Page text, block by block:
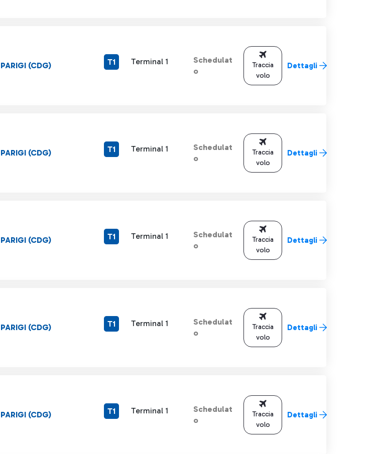
PARIGI (CDG) T1 Terminal 1
Schedulat
o
Traccia
volo
Dettagli
PARIGI (CDG) T1 Terminal 1
Schedulat
o
Traccia
volo
Dettagli
PARIGI (CDG) T1 Terminal 1
Schedulat
o
Traccia
volo
Dettagli
PARIGI (CDG) T1 Terminal 1
Schedulat
o
Traccia
volo
Dettagli
PARIGI (CDG) T1 Terminal 1
Schedulat
o
Traccia
volo
Dettagli